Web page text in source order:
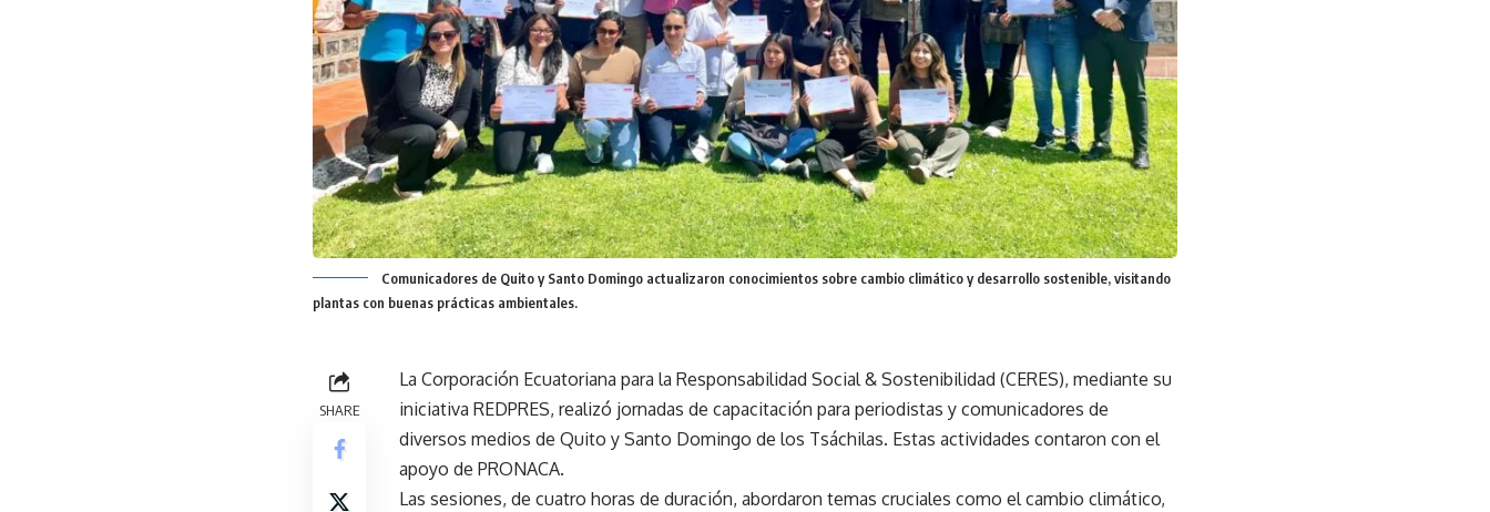
Comunicadores de Quito y Santo Domingo actualizaron conocimientos sobre cambio climático y desarrollo sostenible, visitando
plantas con buenas prácticas ambientales.
SHARE
La Corporación Ecuatoriana para la Responsabilidad Social & Sostenibilidad (CERES), mediante su
iniciativa REDPRES, realizó jornadas de capacitación para periodistas y comunicadores de
diversos medios de Quito y Santo Domingo de los Tsáchilas. Estas actividades contaron con el
apoyo de PRONACA.
Las sesiones, de cuatro horas de duración, abordaron temas cruciales como el cambio climático,